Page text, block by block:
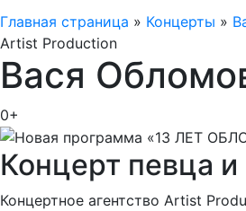
Главная страница » Концерты »
Artist Production
Вася
0+
Концерт певца
Концертное агентство Artist